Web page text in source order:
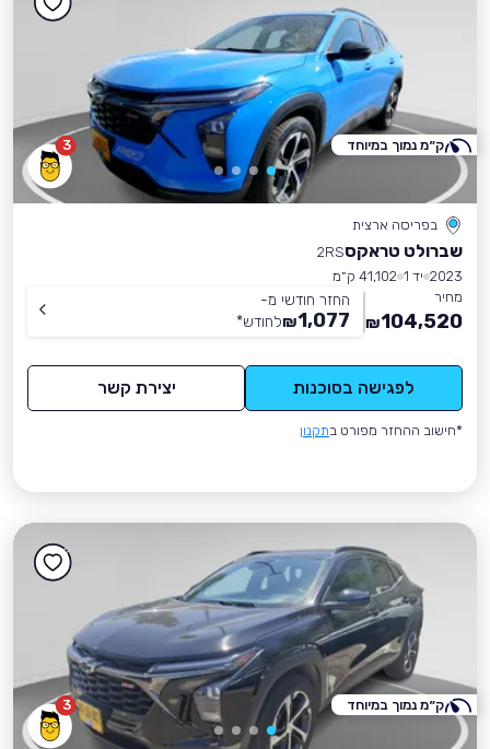
3
בפריסה ארצית
שברולט טראקס2RS
2023 יד 1
41,102 ק״מ
מחיר
104,520
₪
החזר חודשי מ-
1,077
₪לחודש*
לפגישה בסוכנות יצירת קשר
*חישוב ההחזר מפורט בתקנון
ק״מ נמוך במיוחד
3 ק״מ נמוך במיוחד